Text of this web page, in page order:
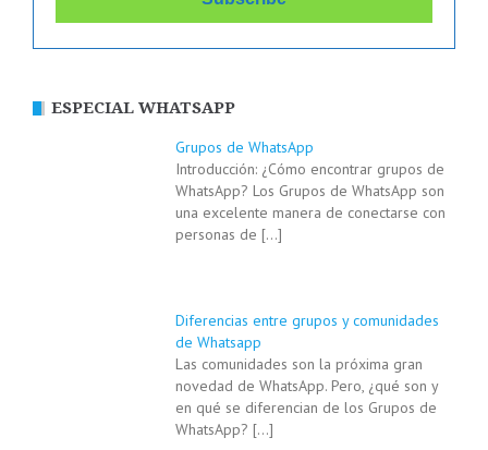
ESPECIAL WHATSAPP
Grupos de WhatsApp
Introducción: ¿Cómo encontrar grupos de
WhatsApp? Los Grupos de WhatsApp son
una excelente manera de conectarse con
personas de […]
Diferencias entre grupos y comunidades
de Whatsapp
Las comunidades son la próxima gran
novedad de WhatsApp. Pero, ¿qué son y
en qué se diferencian de los Grupos de
WhatsApp? […]